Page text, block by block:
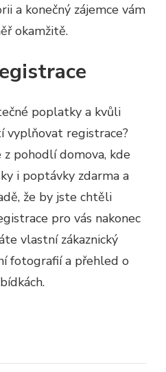
a konečný zájemce vám
okamžitě.
poplatky a kvůli
vyplňovat registrace?
z pohodlí domova, kde
i poptávky zdarma a
že by jste chtěli
pro vás nakonec
vlastní zákaznický
fotografií a přehled o